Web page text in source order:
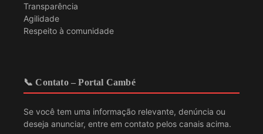
Transparência
Agilidade
Respeito à comunidade
📞 Contato – Portal Cambé
Se você tem uma informação relevante, denúncia ou
deseja anunciar, entre em contato pelos canais acima.